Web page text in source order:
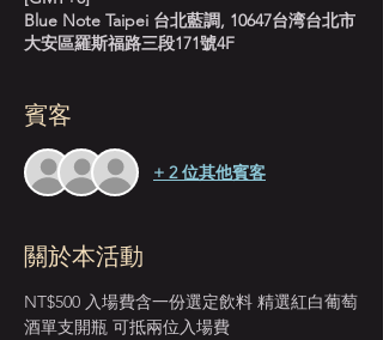
Blue Note Taipei 台北藍調, 10647台湾台北市
大安區羅斯福路三段171號4F
賓客
+ 2 位其他賓客
關於本活動
NT$500 入場費含一份選定飲料 精選紅白葡萄
酒單支開瓶 可抵兩位入場費